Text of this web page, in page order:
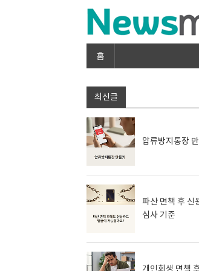
홈
최신글
압류방지통장
파산 면책 후 신
심사 기준